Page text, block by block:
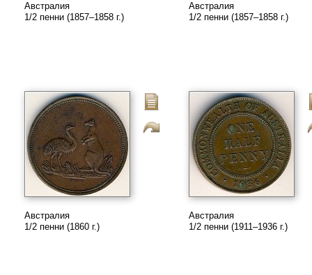
Австралия
1/2 пенни (1857–1858 г.)
Австралия
1/2 пенни (1857–1858 г.)
Австралия
1/2 пенни (1860 г.)
Австралия
1/2 пенни (1911–1936 г.)